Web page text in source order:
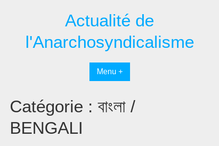
Actualité de
l'Anarchosyndicalisme
Menu +
Catégorie : বাংলা /
BENGALI